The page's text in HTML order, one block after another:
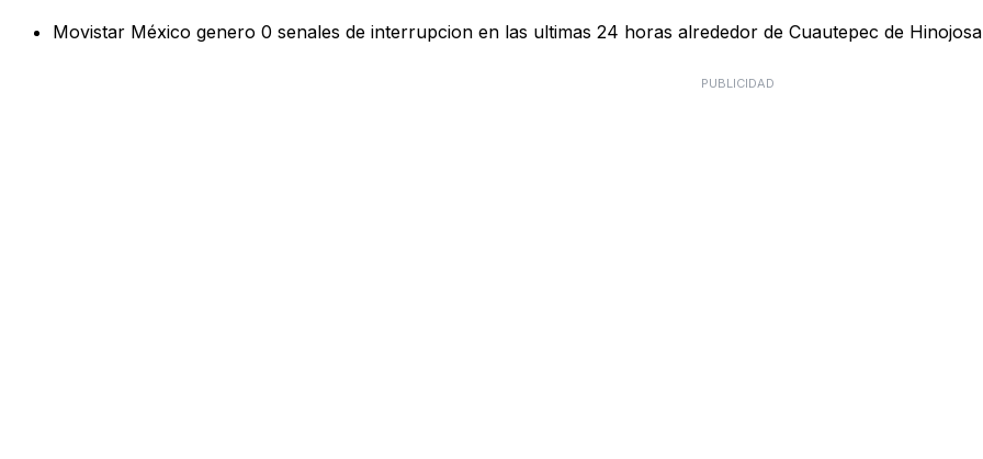
Movistar México genero 0 senales de interrupcion en las ultimas 24 horas alrededor de Cuautepec de
PUBLICIDAD